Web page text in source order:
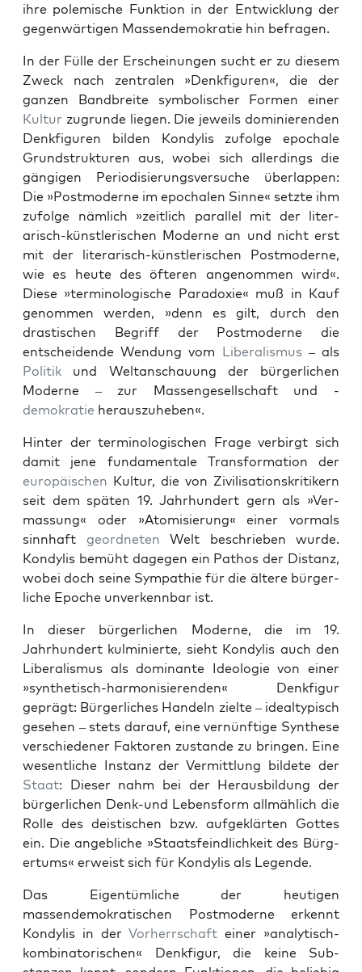
ihre polemis­che Funk­tion in der Entwick­lung der
gegen­wär­ti­gen Massendemokratie hin befra­gen.
In der Fülle der Erschei­n­un­gen sucht er zu diesem
Zweck nach zen­tralen »Denk­fig­uren«, die der
ganzen Band­bre­ite sym­bol­is­ch­er For­men ein­er
Kul­tur zugrunde liegen. Die jew­eils dominieren­den
Denk­fig­uren bilden Kondylis zufolge epochale
Grund­struk­turen aus, wobei sich allerd­ings die
gängi­gen Peri­o­disierungsver­suche über­lap­pen:
Die »Post­mod­erne im epochalen Sinne« set­zte ihm
zufolge näm­lich »zeitlich par­al­lel mit der lit­er­
arisch-kün­st­lerischen Mod­erne an und nicht erst
mit der lit­er­arisch-kün­st­lerischen Post­mod­erne,
wie es heute des öfteren angenom­men wird«.
Diese »ter­mi­nol­o­gis­che Para­dox­ie« muß in Kauf
genom­men wer­den, »denn es gilt, durch den
drastis­chen Begriff der Post­mod­erne die
entschei­dende Wen­dung vom Lib­er­al­is­mus – als
Poli­tik und Weltan­schau­ung der bürg­er­lichen
Mod­erne – zur Mas­sen­ge­sellschaft und -
demokratie her­auszuheben«.
Hin­ter der ter­mi­nol­o­gis­chen Frage ver­birgt sich
damit jene fun­da­men­tale Trans­for­ma­tion der
europäis­chen Kul­tur, die von Zivil­i­sa­tion­skri­tik­ern
seit dem späten 19. Jahrhun­dert gern als »Ver­
mas­sung« oder »Atom­isierung« ein­er vor­mals
sinnhaft geord­neten Welt beschrieben wurde.
Kondylis bemüht dage­gen ein Pathos der Dis­tanz,
wobei doch seine Sym­pa­thie für die ältere bürg­er­
liche Epoche unverkennbar ist.
In dieser bürg­er­lichen Mod­erne, die im 19.
Jahrhun­dert kul­minierte, sieht Kondylis auch den
Lib­er­al­is­mus als dom­i­nante Ide­olo­gie von ein­er
»syn­thetisch-har­mon­isieren­den« Denk­fig­ur
geprägt: Bürg­er­lich­es Han­deln zielte – ide­al­typ­isch
gese­hen – stets darauf, eine vernün­ftige Syn­these
ver­schieden­er Fak­toren zus­tande zu brin­gen. Eine
wesentliche Instanz der Ver­mit­tlung bildete der
Staat: Dieser nahm bei der Her­aus­bil­dung der
bürg­er­lichen Denk-und Lebens­form allmäh­lich die
Rolle des deis­tis­chen bzw. aufgek­lärten Gottes
ein. Die ange­bliche »Staats­feindlichkeit des Bürg­
er­tums« erweist sich für Kondylis als Leg­ende.
Das Eigen­tüm­liche der heuti­gen
massendemokratis­chen Post­mod­erne erken­nt
Kondylis in derVorherrschaft ein­er »ana­lytisch-
kom­bi­na­torischen« Denk­fig­ur, die keine Sub­